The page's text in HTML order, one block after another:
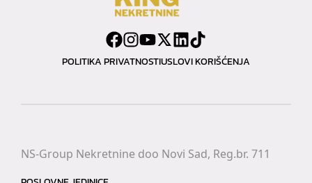
POLITIKA PRIVATNOSTIUSLOVI KORIŠĆENJA
NS-Group Nekretnine doo Novi Sad, Reg.br. 711